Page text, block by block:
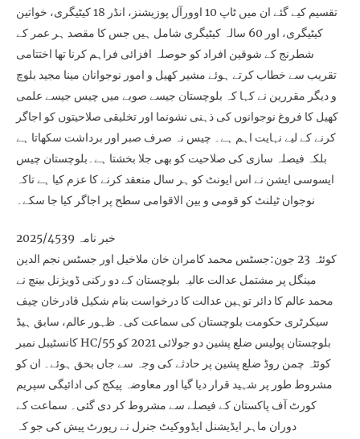
تقسیم کیے گئے ان میں ٹاپ 10 اوورآل پوزیشنز، انڈر 18 کیٹیگری، خواتین
کیٹیگری، اور 60 سالہ کیٹیگری شامل ہیں جس کا مقصد ہر عمر کے
شطرنج کے شوقین افراد کو حوصلہ افزائی فراہم کرنا تھا اختتامی
تقریب سے خطاب کرتے ہوئے مشیر کھیل و امور نوجوانان مینا مجید بلوچ
و دیگر مقررین نے کہا کہ بلوچستان جیسے صوبے میں چیس جیسے علمی
کھیل کا فروغ نوجوانوں کی ذہنی نشونما اور تخلیقی صلاحیتوں کو اجاگر
کرنے کے لیے نہایت اہم ہے۔ چیس نہ صرف صبر اور برداشت سکھاتا ہے
بلکہ فیصلہ سازی کی صلاحیت کو بھی جلا بخشتا ہے۔بلوچستان چیس
ایسوسی ایشن نے اس ایونٹ کو ہر سال منعقد کرنے کا عزم کیا ہے تاکہ
نوجوان ٹیلنٹ کو قومی و بین الاقوامی سطح پر اجاگر کیا جا سکے۔
خبر نامہ 2025/4539
کوئٹہ 23 جون:جسٹس محمد کامران خان ملاخیل اور جسٹس نجم الدین
مینگل پر مشتمل عدالت عالیہ بلوچستان کے دو رکنی ڈویژنل بینچ نے
محمد عالم کا دائر توہین عدالت کا درخواست بنام شکیل قادرخان چیف
سیکرٹری حکومت بلوچستان کی سماعت کی۔ ظہور عالم، سابق ہیڈ
کانسٹیبل نمبر HC/55 بلوچستان پولیس ضلع پشین دو جولائی 2021 کو
کوئٹہ چمن روڈ ضلع پشین پر حادثے کی وجہ سے جاں بحق ہوئے۔ ان کو
مشروط طور پر شہید قرار دیا گیا اور معاوضہ پیکج کی ادائیگی سپریم
کورٹ آف پاکستان کے فیصلے سے مشروط کر دی گئی۔ سماعت کے
دوران ماہر ایڈیشنل ایڈووکیٹ جنرل نے رپورٹ پیش کی جو کہ